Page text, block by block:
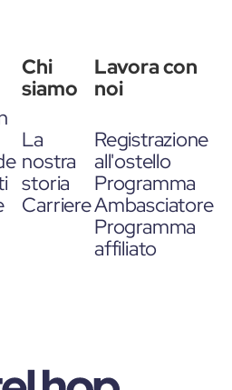
Chi
siamo
La
nostra
storia
Carriere
Lavora con
noi
Registrazione
all'ostello
Programma
Ambasciatore
Programma
affiliato